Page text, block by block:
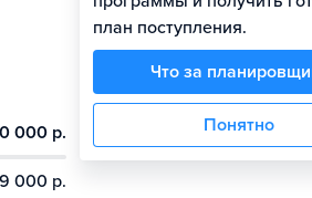
000 р.
000 р.
план поступления.
Что за
Понятно